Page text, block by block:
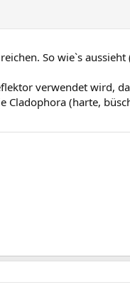
So wie`s
verwendet wird,
Cladophora (harte,